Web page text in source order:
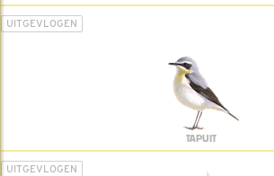
UITGEVLOGEN
TAPUIT
UITGEVLOGEN